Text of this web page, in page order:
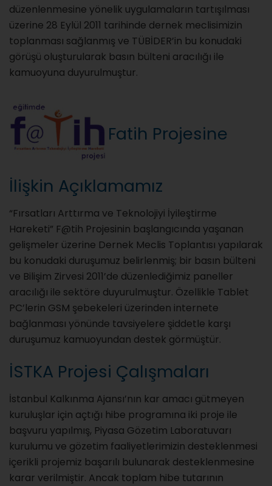
düzenlenmesine yönelik uygulamaların tartışılması
üzerine 28 Eylül 2011 tarihinde dernek meclisimizin
toplanması sağlanmış ve TÜBİDER’in bu konudaki
görüşü oluşturularak basın bülteni aracılığı ile
kamuoyuna duyurulmuştur.
Fatih Projesine
İlişkin Açıklamamız
“Fırsatları Arttırma ve Teknolojiyi İyileştirme
Hareketi” F@tih Projesinin başlangıcında yaşanan
gelişmeler üzerine Dernek Meclis Toplantısı yapılarak
bu konudaki duruşumuz belirlenmiş; bir basın bülteni
ve Bilişim Zirvesi 2011’de düzenlediğimiz paneller
aracılığı ile sektöre duyurulmuştur. Özellikle Tablet
PC’lerin GSM şebekeleri üzerinden internete
bağlanması yönünde tavsiyelere şiddetle karşı
duruşumuz kamuoyundan destek görmüştür.
İSTKA Projesi Çalışmaları
İstanbul Kalkınma Ajansı’nın kar amacı gütmeyen
kuruluşlar için açtığı hibe programına iki proje ile
başvuru yapılmış, Piyasa Gözetim Laboratuvarı
kurulumu ve gözetim faaliyetlerimizin desteklenmesi
içerikli projemiz başarılı bulunarak desteklenmesine
karar verilmiştir. Ancak toplam hibe tutarının